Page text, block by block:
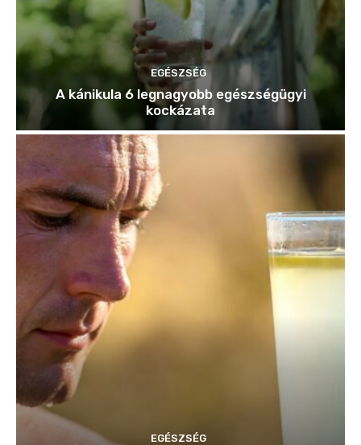
EGÉSZSÉG
A kánikula 6 legnagyobb egészségügyi
kockázata
EGÉSZSÉG